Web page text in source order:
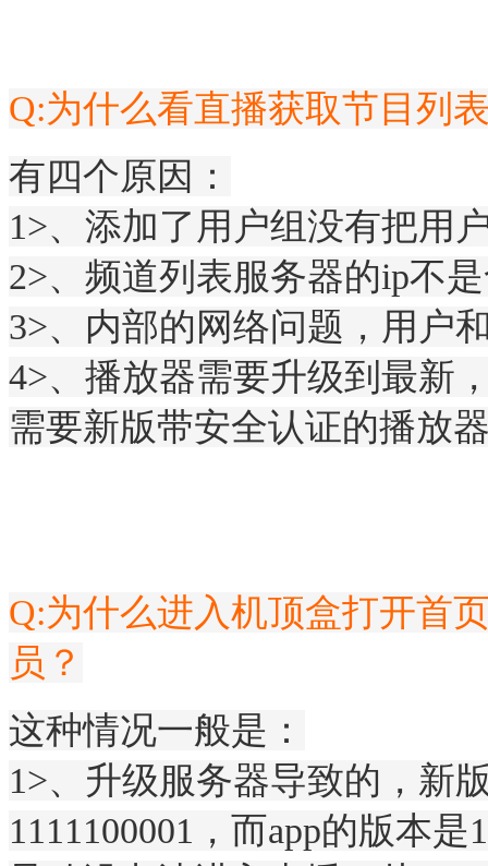
Q:为什么看直播获取节目列
有四个原因：
1>、添加了用户组没有把用
2>、频道列表服务器的ip不
3>、内部的网络问题，用户
4>、播放器需要升级到最新
需要新版带安全认证的播放
Q:为什么进入机顶盒打开首
员？
这种情况一般是：
1>、升级服务器导致的，新
1111100001，而app的版本